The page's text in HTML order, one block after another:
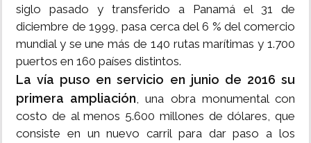
siglo pasado y transferido a Panamá el 31 de
diciembre de 1999, pasa cerca del 6 % del comercio
mundial y se une más de 140 rutas marítimas y 1.700
puertos en 160 países distintos.
La vía puso en servicio en junio de 2016 su
primera ampliación, una obra monumental con
costo de al menos 5.600 millones de dólares, que
consiste en un nuevo carril para dar paso a los